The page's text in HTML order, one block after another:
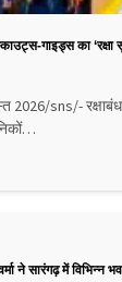
गाइड्स का ‘रक्षा
2026/sns/-
ने सारंगढ़ में विभिन्न